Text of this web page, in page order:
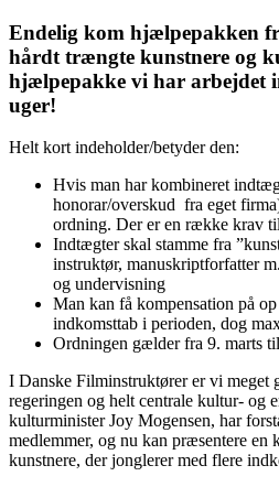
Endelig kom hjælpepakken
hårdt trængte kunstnere og
hjælpepakke vi har arbejdet
uger!
Helt kort indeholder/betyder den:
Hvis man har kombineret
honorar/overskud fra eget
ordning. Der er en række krav
Indtægter skal stamme fra
instruktør, manuskriptforfatter
og undervisning
Man kan få kompensation på
indkomsttab i perioden, dog
Ordningen gælder fra 9. marts
I Danske Filminstruktører er vi meget
regeringen og helt centrale kultur- og
kulturminister Joy Mogensen, har
medlemmer, og nu kan præsentere en
kunstnere, der jonglerer med flere